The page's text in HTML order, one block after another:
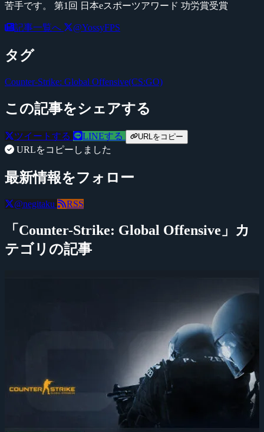
苦手です。 第1回 日本eスポーツアワード 功労賞受賞
記事一覧へ @YossyFPS
タグ
Counter-Strike: Global Offensive(CS:GO)
この記事をシェアする
ツイートする LINEする URLをコピー
URLをコピーしました
最新情報をフォロー
@negitaku RSS
「Counter-Strike: Global Offensive」カ
テゴリの記事